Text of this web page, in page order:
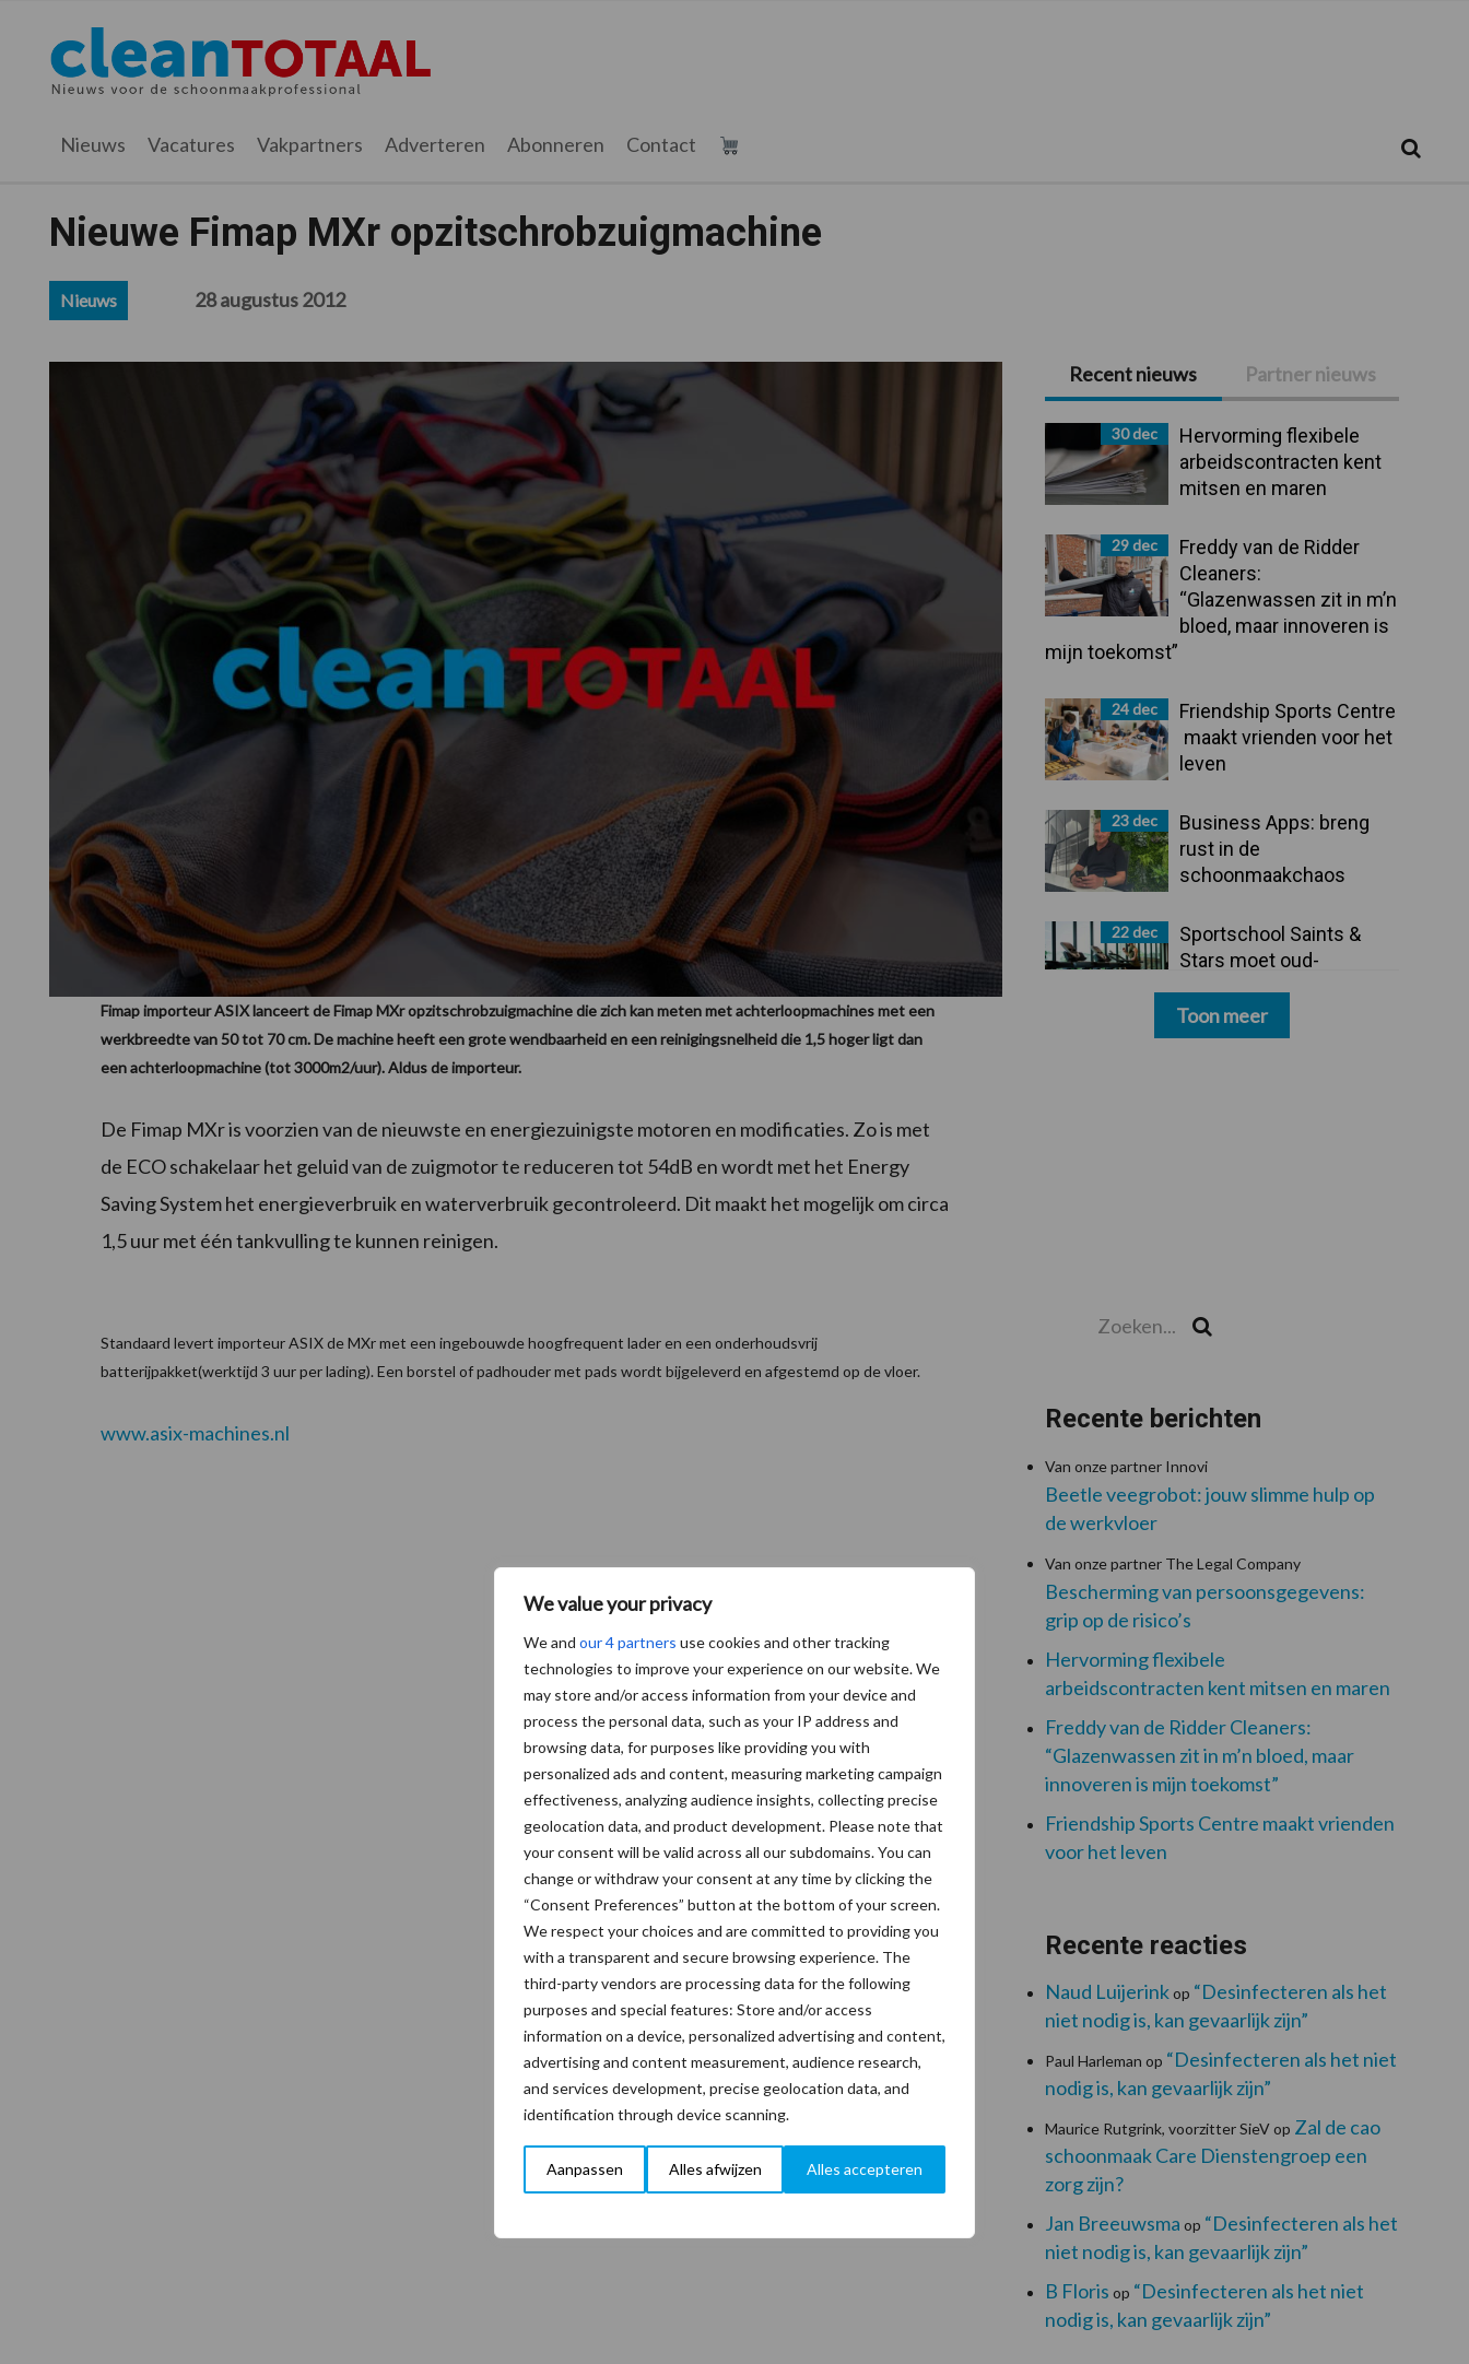
We value your privacy
We and our 4 partners use cookies and other tracking
technologies to improve your experience on our website. We
may store and/or access information from your device and
process the personal data, such as your IP address and
browsing data, for purposes like providing you with
personalized ads and content, measuring marketing campaign
effectiveness, analyzing audience insights, collecting precise
geolocation data, and product development. Please note that
your consent will be valid across all our subdomains. You can
change or withdraw your consent at any time by clicking the
“Consent Preferences” button at the bottom of your screen.
We respect your choices and are committed to providing you
with a transparent and secure browsing experience. The
third-party vendors are processing data for the following
purposes and special features: Store and/or access
information on a device, personalized advertising and content,
advertising and content measurement, audience research,
and services development, precise geolocation data, and
identification through device scanning.
Aanpassen Alles afwijzen Alles accepteren
hoofdnavigatie
hoofd
inhoud
eerste
sidebar
voettekst
Cleantotaal.nl
Het
laatste
voor
professionele
Nieuws Vacatures Vakpartners Adverteren Abonneren Contact
Nieuwe Fimap MXr opzitschrobzuigmachine
Nieuws 28 augustus 2012
Fimap importeur ASIX lanceert de Fimap MXr opzitschrobzuigmachine die zich kan meten met achterloopmachines met een
werkbreedte van 50 tot 70 cm. De machine heeft een grote wendbaarheid en een reinigingsnelheid die 1,5 hoger ligt dan
een achterloopmachine (tot 3000m2/uur). Aldus de importeur.
De Fimap MXr is voorzien van de nieuwste en energiezuinigste motoren en modificaties. Zo is met
de ECO schakelaar het geluid van de zuigmotor te reduceren tot 54dB en wordt met het Energy
Saving System het energieverbruik en waterverbruik gecontroleerd. Dit maakt het mogelijk om circa
1,5 uur met één tankvulling te kunnen reinigen.
Standaard levert importeur ASIX de MXr met een ingebouwde hoogfrequent lader en een onderhoudsvrij
batterijpakket(werktijd 3 uur per lading). Een borstel of padhouder met pads wordt bijgeleverd en afgestemd op de vloer.
www.asix-machines.nl
Primaire
Sidebar
Recent nieuws Partner nieuws
30 dec
Hervorming flexibele
arbeidscontracten kent
mitsen en maren
29 dec
Freddy van de Ridder
Cleaners:
“Glazenwassen zit in m’n
bloed, maar innoveren is
mijn toekomst”
24 dec
Friendship Sports Centre
maakt vrienden voor het
leven
23 dec
Business Apps: breng
rust in de
schoonmaakchaos
22 dec
Sportschool Saints &
Stars moet oud-
betalen
Toon meer
Recente berichten
Van onze partner Innovi
Beetle veegrobot: jouw slimme hulp op
de werkvloer
Van onze partner The Legal Company
Bescherming van persoonsgegevens:
grip op de risico’s
Hervorming flexibele
arbeidscontracten kent mitsen en maren
Freddy van de Ridder Cleaners:
“Glazenwassen zit in m’n bloed, maar
innoveren is mijn toekomst”
Friendship Sports Centre maakt vrienden
voor het leven
Recente reacties
Naud Luijerinkop “Desinfecteren als het
niet nodig is, kan gevaarlijk zijn”
Paul Harleman op “Desinfecteren als het niet
nodig is, kan gevaarlijk zijn”
Maurice Rutgrink, voorzitter SieVop Zal de cao
schoonmaak Care Dienstengroep een
zorg zijn?
Jan Breeuwsma op “Desinfecteren als het
niet nodig is, kan gevaarlijk zijn”
B Floris op “Desinfecteren als het niet
nodig is, kan gevaarlijk zijn”